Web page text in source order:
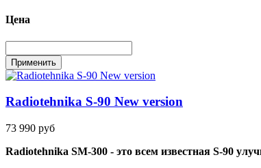
Цена
Radiotehnika S-90 New version
73 990 руб
Radiotehnika SM-300 - это всем известная S-90